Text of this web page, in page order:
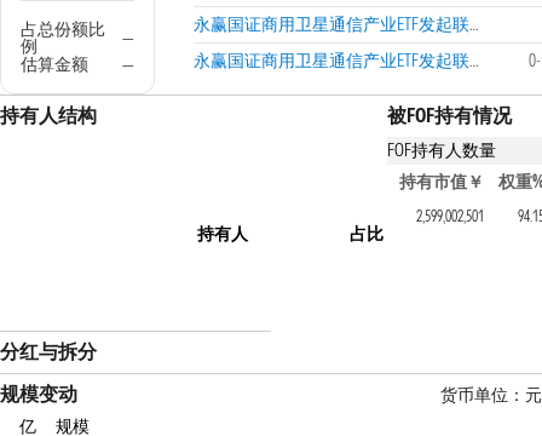
占总份额比
例
—
估算金额
—
永赢国证商用卫星通信产业ETF发起联接A
永赢国证商用卫星通信产业ETF发起联接C
持有人结构
持有人 占比
被FOF持有情况
FOF持有人数量
持有该基金的FOF产
持有市值￥ 权重
永赢国证商用卫星通信
2,599,002,501
分红与拆分
规模变动
货币单位：元
亿
规模